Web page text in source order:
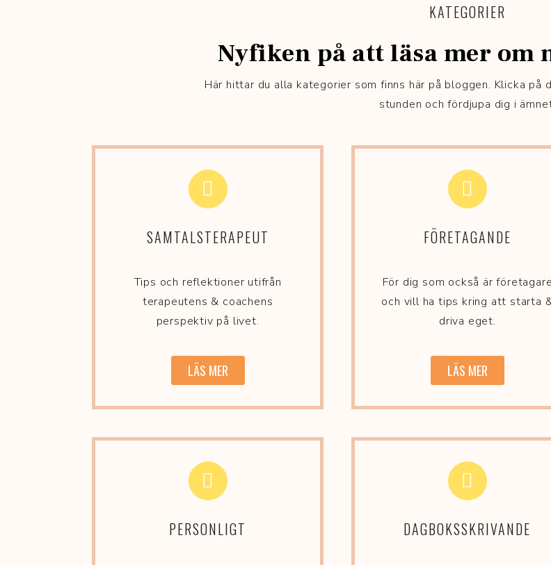
KATEGORIER
Nyfiken på att läsa mer om
Här hittar du alla kategorier som finns här på bloggen. Klicka på
stunden och fördjupa dig i
SAMTALSTERAPEUT
Tips och reflektioner utifrån
terapeutens & coachens
perspektiv på livet.
LÄS MER
FÖRETAGANDE
För dig som också är företagare
och vill ha tips kring att starta
driva eget.
LÄS MER
PERSONLIGT DAGBOKSSKRIVANDE